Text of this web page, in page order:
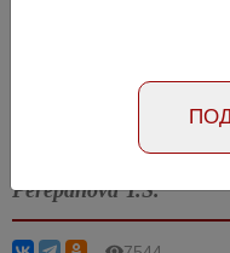
- page
Article in Russian
Perepanova T.S.